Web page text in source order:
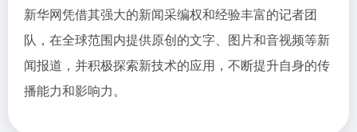
新华网凭借其强大的新闻采编权和经验丰富的记者团
队，在全球范围内提供原创的文字、图片和音视频等新
闻报道，并积极探索新技术的应用，不断提升自身的传
播能力和影响力。